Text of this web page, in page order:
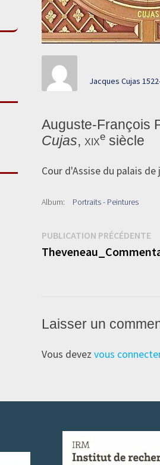
Jacques Cujas
Auguste-François
Cujas, xixesiècle
Cour d'Assise du palais
Album: Portraits - Peintures
Navigation
de
PUBLICATION PRÉCÉDENTE
Laisser un
Vous devez vous